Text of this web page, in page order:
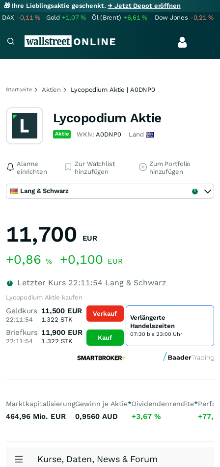
🎁 Ihre Lieblingsaktie geschenkt.→ Jetzt Depot eröffnen
DAX -0,11% Gold +1,07% Öl (Brent) +6,61% Dow Jones -0,21%
Startseite Aktien Lycopodium Aktie | A0DNP0
Lycopodium Aktie
Aktie WKN:A0DNP0 Land
Alarme
einrichten
Zur Watchlist
hinzufügen
Zum Portfolio
hinzufügen
Lang & Schwarz
11,700 EUR
+0,86 % +0,100 EUR
Letzter Kurs 22:11:54 Lang & Schwarz
Lycopodium Aktie kaufen
Geldkurs
22:11:54
11,500 EUR
1.322 STK
Briefkurs
22:11:54
11,900 EUR
1.322 STK
Verkauf
Kauf
Verlängerte
Handelszeiten
07:30 bis 23:00 Uhr
Marktkapitalisierung
464,96 Mio. EUR
Gewinn je Aktie*
0,9560 AUD
Dividendenrendite*
+3,67 %
Kurse, Daten, News & Forum